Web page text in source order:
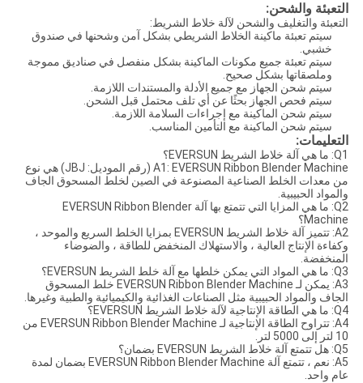
التعبئة والشحن:
التعبئة والتغليف والشحن لآلة خلاط الشريط:
سيتم تعبئة ماكينة الخلاط الشريطي بشكل آمن وشحنها في صندوق
خشبي.
سيتم تعبئة جميع مكونات الماكينة بشكل منفصل في صناديق مموجة
وملصقاتها بشكل صحيح.
سيتم شحن الجهاز مع جميع الأدلة والمستندات اللازمة.
سيتم فحص الجهاز بحثًا عن أي تلف محتمل قبل الشحن.
سيتم شحن الماكينة مع إجراءات السلامة اللازمة.
سيتم شحن الماكينة مع التأمين المناسب.
التعليمات:
Q1: ما هي آلة خلاط الشريط EVERSUN؟
A1: EVERSUN Ribbon Blender Machine (رقم الموديل: JBJ) هي نوع
من معدات الخلط الصناعية المصنوعة في الصين لخلط المسحوق الجاف
والمواد الحبيبية.
Q2: ما هي المزايا التي تتمتع بها آلة EVERSUN Ribbon Blender
Machine؟
A2: تتميز آلة خلاط الشريط EVERSUN بمزايا الخلط السريع والموحد ،
وكفاءة الإنتاج العالية ، والاستهلاك المنخفض للطاقة ، والضوضاء
المنخفضة.
Q3: ما هي المواد التي يمكن خلطها مع آلة خلط الشريط EVERSUN؟
A3: يمكن لـ EVERSUN Ribbon Blender Machine خلط المسحوق
الجاف والمواد الحبيبية مثل الصناعات الغذائية والكيميائية والطبية وغيرها.
Q4: ما هي الطاقة الإنتاجية لآلة خلاط الشريط EVERSUN؟
A4: تتراوح الطاقة الإنتاجية لـ EVERSUN Ribbon Blender Machine من
10 لتر إلى 5000 لتر.
Q5: هل تتمتع آلة خلاط الشريط EVERSUN بضمان؟
A5: نعم ، تتمتع آلة EVERSUN Ribbon Blender Machine بضمان لمدة
عام واحد.